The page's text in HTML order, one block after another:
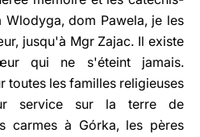
dom Pawela, je les
jusqu'à Mgr Zajac. Il existe
qui ne s'éteint jamais.
les familles religieuses
service sur la terre de
carmes à Górka, les pères